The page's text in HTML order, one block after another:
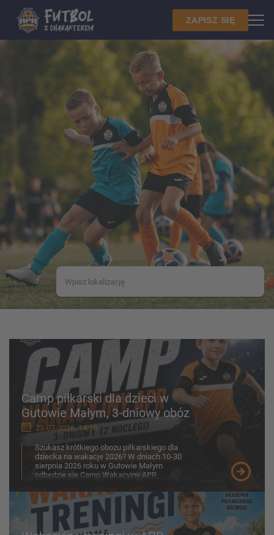
ZAPISZ SIĘ
Camp piłkarski dla dzieci w
Gutowie Małym, 3-dniowy obóz
23-07-2026, 14:18
Szukasz krótkiego obozu piłkarskiego dla
dziecka na wakacje 2026? W dniach 10-30
sierpnia 2026 roku w Gutowie Małym
odbędzie się Camp Wakacyjny APR,